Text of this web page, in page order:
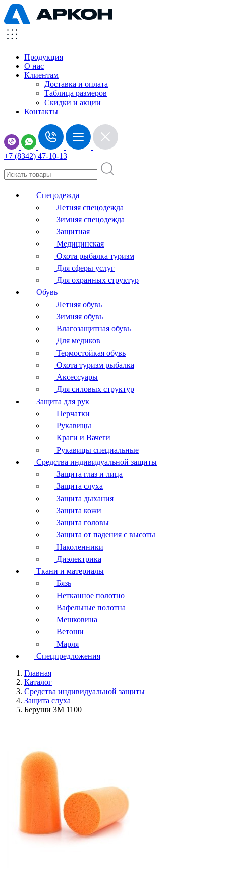
Продукция
О нас
Клиентам
Доставка и оплата
Таблица размеров
Скидки и акции
Контакты
+7 (8342) 47-10-13
Спецодежда
Летняя спецодежда
Зимняя спецодежда
Защитная
Медицинская
Охота рыбалка туризм
Для сферы услуг
Для охранных структур
Обувь
Летняя обувь
Зимняя обувь
Влагозащитная обувь
Для медиков
Термостойкая обувь
Охота туризм рыбалка
Аксессуары
Для силовых структур
Защита для рук
Перчатки
Рукавицы
Краги и Вачеги
Рукавицы специальные
Средства индивидуальной защиты
Защита глаз и лица
Защита слуха
Защита дыхания
Защита кожи
Защита головы
Защита от падения с высоты
Наколенники
Диэлектрика
Ткани и материалы
Бязь
Нетканное полотно
Вафельные полотна
Мешковина
Ветоши
Марля
Спецпредложения
Главная
Каталог
Средства индивидуальной защиты
Защита слуха
Беруши 3М 1100